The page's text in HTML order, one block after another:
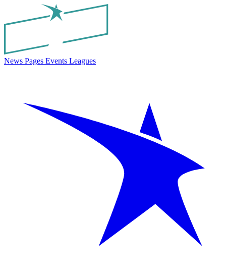
News Pages Events Leagues